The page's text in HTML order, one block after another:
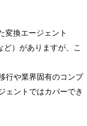
変換エージェント
ど）がありますが、こ
行や業界固有のコンプ
ェントではカバーでき